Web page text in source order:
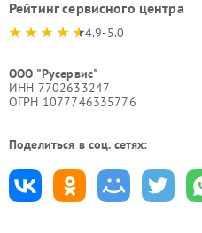
Рейтинг сервисного центра
4.9-5.0
ООО "Русервис"
ИНН 7702633247
ОГРН 1077746335776
Поделиться в соц. сетях: